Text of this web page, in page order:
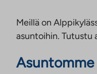
Meillä on
asuntoihin. Tutustu